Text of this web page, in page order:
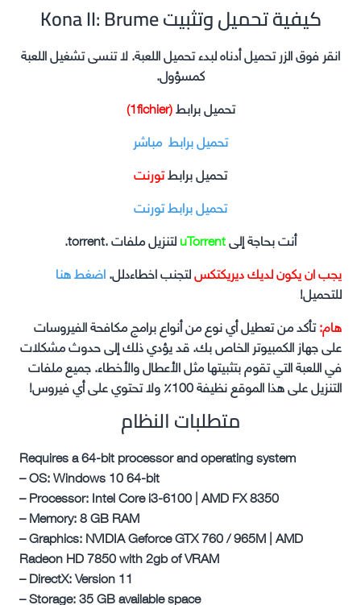
Kona II: Brume كيفية تحميل وتثبيت
انقر فوق الزر تحميل أدناه لبدء تحميل اللعبة. لا تنسى تشغيل اللعبة
كمسؤول.
تحميل برابط(1fichier)
تحميل برابط مباشر
تحميل برابطتورنت
تحميل برابط تورنت
أنت بحاجة إلىuTorrentلتنزيل ملفات .torrent.
يجب ان يكون لديك ديريكتكسلتجنب اخطاءدلل.اضغط هنا
للتحميل!
هام:تأكد من تعطيل أي نوع من أنواع برامج مكافحة الفيروسات
على جهاز الكمبيوتر الخاص بك. قد يؤدي ذلك إلى حدوث مشكلات
في اللعبة التي تقوم بتثبيتها مثل الأعطال والأخطاء. جميع ملفات
التنزيل على هذا الموقع نظيفة 100٪ ولا تحتوي على أي فيروس!
متطلبات النظام
Requires a 64-bit processor and operating system
– OS: Windows 10 64-bit
– Processor: Intel Core i3-6100 | AMD FX 8350
– Memory: 8 GB RAM
– Graphics: NVIDIA Geforce GTX 760 / 965M | AMD
Radeon HD 7850 with 2gb of VRAM
– DirectX: Version 11
– Storage: 35 GB available space